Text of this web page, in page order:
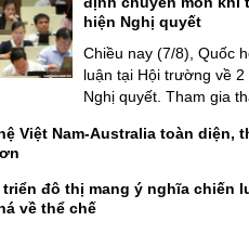
hiện Nghị quyết
Chiều nay (7/8), Quốc
luận tại Hội trường về
Nghị quyết. Tham gia
hội về cơ chế, chính
liên quan đến kinh tế
kinh tế tư nhân và ứng
Việt Nam-Australia toàn diện,
triển đô thị mang ý nghĩa chiến
về thể chế